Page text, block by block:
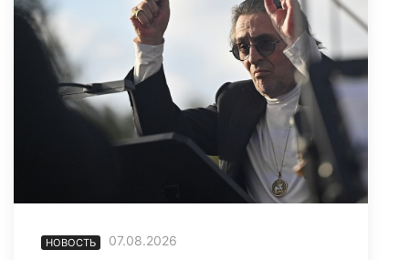
НОВОСТЬ 07.08.2026